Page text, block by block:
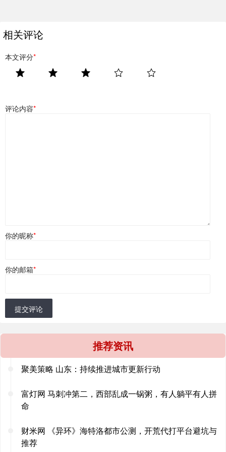
相关评论
本文评分*
评论内容*
你的昵称*
你的邮箱*
提交评论
推荐资讯
聚美策略 山东：持续推进城市更新行动
富灯网 马刺冲第二，西部乱成一锅粥，有人躺平有人拼
命
财米网 《异环》海特洛都市公测，开荒代打平台避坑与
推荐